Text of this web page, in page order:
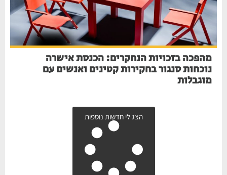
מהפכה בזכויות הנחקרים: הכנסת אישרה
נוכחות סנגור בחקירות קטינים ואנשים עם
מוגבלות
הצג לי חדשות נוספות